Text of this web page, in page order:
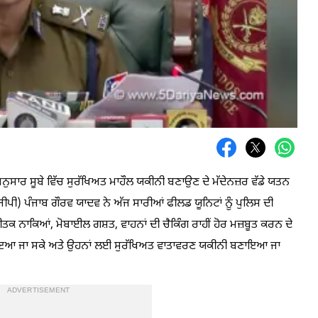
ਸੂਬੇ ਵਿੱਚ ਸੁਰੱਖਿਅਤ ਮਾਹੌਲ ਯਕੀਨੀ ਬਣਾਉਣ ਦੇ ਮੱਦੇਨਜ਼ਰ ਵੱਡੇ ਯਤਨ
ਪੰਜਾਬ ਗੌਰਵ ਯਾਦਵ ਨੇ ਅੱਜ ਸਾਰੀਆਂ ਫੀਲਡ ਯੂਨਿਟਾਂ ਨੂੰ ਪੁਲਿਸ ਦੀ
ਨਾਕਿਆਂ, ਮੋਬਾਈਲ ਗਸ਼ਤ, ਵਾਹਨਾਂ ਦੀ ਚੈਕਿੰਗ ਰਾਹੀਂ ਹੋਰ ਮਜ਼ਬੂਤ ਕਰਨ ਦੇ
ਜਾ ਸਕੇ ਅਤੇ ਉਹਨਾਂ ਲਈ ਸੁਰੱਖਿਅਤ ਵਾਤਾਵਰਣ ਯਕੀਨੀ ਬਣਾਇਆ ਜਾ
ADVERTISEMENT